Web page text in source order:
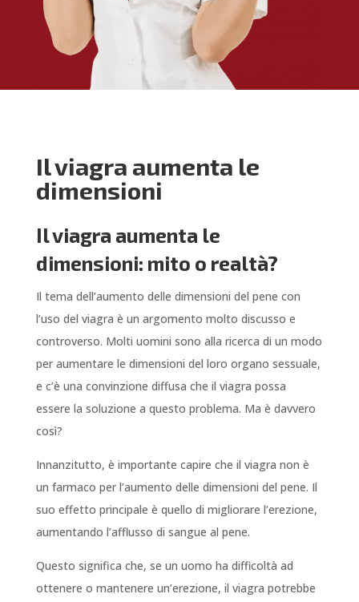
Il viagra aumenta le
dimensioni
Il viagra aumenta le
dimensioni: mito o realtà?
Il tema dell’aumento delle dimensioni del pene con
l’uso del viagra è un argomento molto discusso e
controverso. Molti uomini sono alla ricerca di un modo
per aumentare le dimensioni del loro organo sessuale,
e c’è una convinzione diffusa che il viagra possa
essere la soluzione a questo problema. Ma è davvero
così?
Innanzitutto, è importante capire che il viagra non è
un farmaco per l’aumento delle dimensioni del pene. Il
suo effetto principale è quello di migliorare l’erezione,
aumentando l’afflusso di sangue al pene.
Questo significa che, se un uomo ha difficoltà ad
ottenere o mantenere un’erezione, il viagra potrebbe